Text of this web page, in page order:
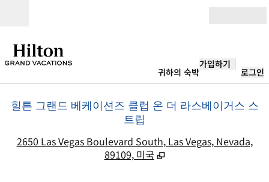
귀하의 숙박
가입하기
로그인
힐튼 그랜드 베케이션즈 클럽 온 더 라스베이거스 스
트립
2650 Las Vegas Boulevard South, Las Vegas, Nevada,
89109, 미국